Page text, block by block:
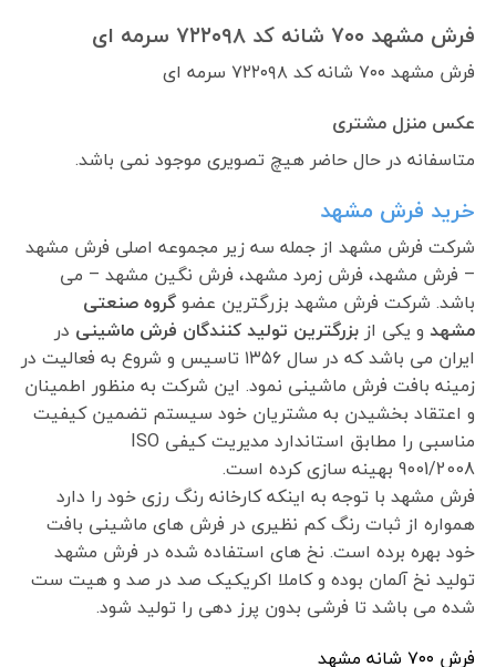
فرش مشهد ۷۰۰ شانه کد ۷۲۲۰۹۸ سرمه ای
فرش مشهد ۷۰۰ شانه کد ۷۲۲۰۹۸ سرمه ای
عکس منزل مشتری
متاسفانه در حال حاضر هیچ تصویری موجود نمی باشد.
خرید فرش مشهد
شرکت فرش مشهد از جمله سه زیر مجموعه اصلی فرش مشهد
– فرش مشهد، فرش زمرد مشهد، فرش نگین مشهد – می
باشد. شرکت فرش مشهد بزرگترین عضوگروه صنعتی
مشهدو یکی از بزرگترین تولید کنندگان فرش ماشینی در
ایران می باشد که در سال ۱۳۵۶ تاسیس و شروع به فعالیت در
زمینه بافت فرش ماشینی نمود. این شرکت به منظور اطمینان
و اعتقاد بخشیدن به مشتریان خود سیستم تضمین کیفیت
مناسبی را مطابق استاندارد مدیریت کیفی ISO
9001/2008 بهینه سازی کرده است.
فرش مشهد با توجه به اینکه کارخانه رنگ رزی خود را دارد
همواره از ثبات رنگ کم نظیری در فرش های ماشینی بافت
خود بهره برده است. نخ های استفاده شده در فرش مشهد
تولید نخ آلمان بوده و کاملا اکریکیک صد در صد و هیت ست
شده می باشد تا فرشی بدون پرز دهی را تولید شود.
فرش ٧٠٠ شانه مشهد